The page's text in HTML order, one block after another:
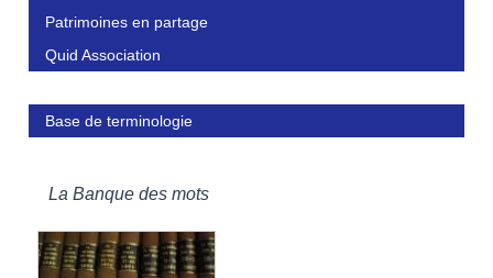
Patrimoines en partage
Quid Association
Base de terminologie
La Banque des mots